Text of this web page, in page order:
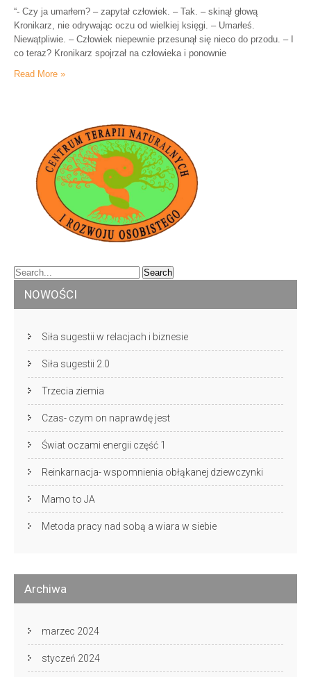
“- Czy ja umarłem? – zapytał człowiek. – Tak. – skinął głową
Kronikarz, nie odrywając oczu od wielkiej księgi. – Umarłeś.
Niewątpliwie. – Człowiek niepewnie przesunął się nieco do przodu. – I
co teraz? Kronikarz spojrzał na człowieka i ponownie
Read More »
NOWOŚCI
Siła sugestii w relacjach i biznesie
Siła sugestii 2.0
Trzecia ziemia
Czas- czym on naprawdę jest
Świat oczami energii część 1
Reinkarnacja- wspomnienia obłąkanej dziewczynki
Mamo to JA
Metoda pracy nad sobą a wiara w siebie
Archiwa
marzec 2024
styczeń 2024